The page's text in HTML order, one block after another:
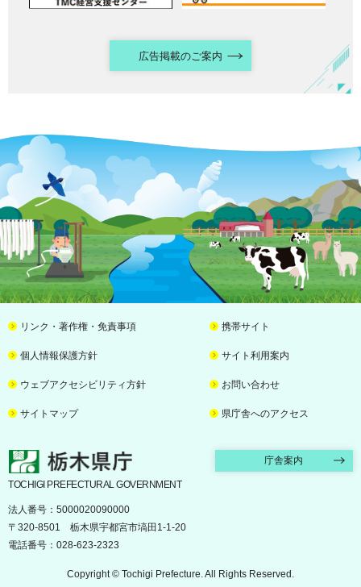
広告掲載のご案内
リンク・著作権・免責事項 携帯サイト
個人情報保護方針 サイト利用案内
ウェブアクセシビリティ方針 お問い合わせ
サイトマップ 県庁舎へのアクセス
栃木県庁 庁舎案内
TOCHIGI PREFECTURAL GOVERNMENT
法人番号：5000020090000
〒320-8501 栃木県宇都宮市塙田1-1-20
電話番号：028-623-2323
Copyright © Tochigi Prefecture. All Rights Reserved.